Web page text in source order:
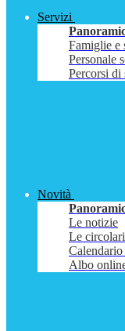
Servizi
Famiglie e
Personale
Percorsi di
Novità
Le notizie
Le circolari
Calendario
Albo